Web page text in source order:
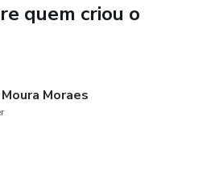
quem criou o
Moraes